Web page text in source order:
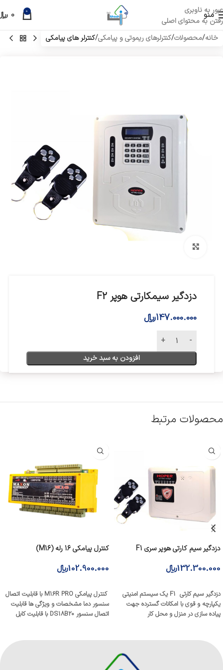
عبور به ناوبری
رفتن به محتوای اصلی
منو 0
0
خانه محصولات کنترلرهای ریموتی و پیامکی کنترلر های پیامکی
دزدگیر سیمکارتی هوپر F2
147.000.000﷼
افزودن به سبد خرید
محصولات مرتبط
دزدگیر سیم کارتی هوپر سری F1
132.300.000﷼
دزدگیر سیم کارتی F1 یک سیستم امنیتی
یکپارچه و قوی با امکانات گسترده جهت
پیاده سازی در منزل و محل کار
کنترل پیامکی 16 رله (M16)
102.900.000﷼
کنترل پیامکی M16R PRO با قابلیت اتصال
سنسور دما مشخصات و ویژگی ها قابلیت
اتصال سنسور DS18B20 با قابلیت کابل